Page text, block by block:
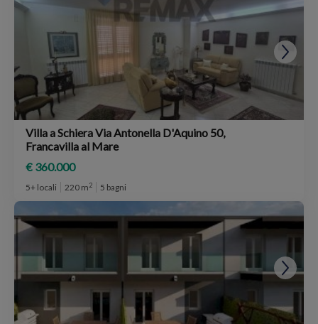
Villa a Schiera Via Antonella D'Aquino 50,
Francavilla al Mare
€ 360.000
5+ locali 220 m2 5 bagni